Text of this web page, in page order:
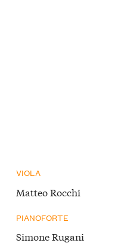
VIOLA
Matteo Rocchi
PIANOFORTE
Simone Rugani